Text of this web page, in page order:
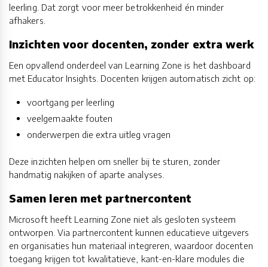
leerling. Dat zorgt voor meer betrokkenheid én minder
afhakers.
Inzichten voor docenten, zonder extra werk
Een opvallend onderdeel van Learning Zone is het dashboard
met Educator Insights. Docenten krijgen automatisch zicht op:
voortgang per leerling
veelgemaakte fouten
onderwerpen die extra uitleg vragen
Deze inzichten helpen om sneller bij te sturen, zonder
handmatig nakijken of aparte analyses.
Samen leren met partnercontent
Microsoft heeft Learning Zone niet als gesloten systeem
ontworpen. Via partnercontent kunnen educatieve uitgevers
en organisaties hun materiaal integreren, waardoor docenten
toegang krijgen tot kwalitatieve, kant-en-klare modules die